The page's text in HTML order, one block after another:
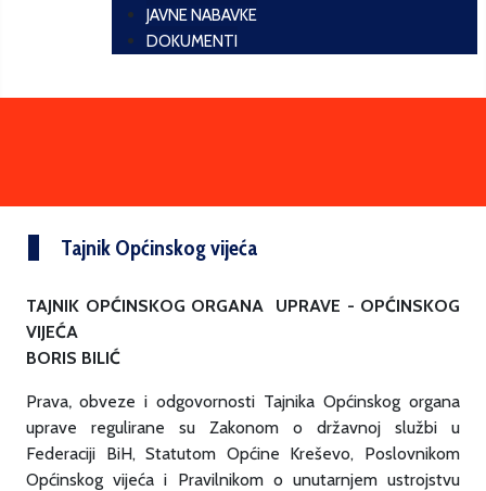
JAVNE NABAVKE
DOKUMENTI
Tajnik Općinskog vijeća
TAJNIK OPĆINSKOG ORGANA UPRAVE - OPĆINSKOG
VIJEĆA
BORIS BILIĆ
Prava, obveze i odgovornosti Tajnika Općinskog organa
uprave regulirane su Zakonom o državnoj službi u
Federaciji BiH, Statutom Općine Kreševo, Poslovnikom
Općinskog vijeća i Pravilnikom o unutarnjem ustrojstvu